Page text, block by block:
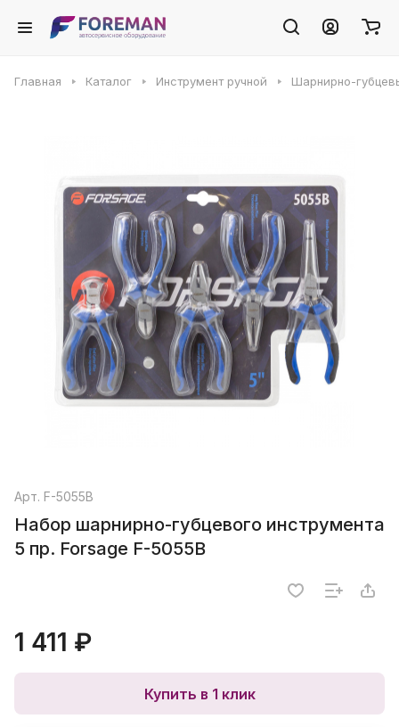
Главная Каталог Инструмент ручной Шарнирно-
Арт. F-5055B
Набор шарнирно-губцевого инструмента
5 пр. Forsage F-5055B
1 411 ₽
Купить в 1 клик